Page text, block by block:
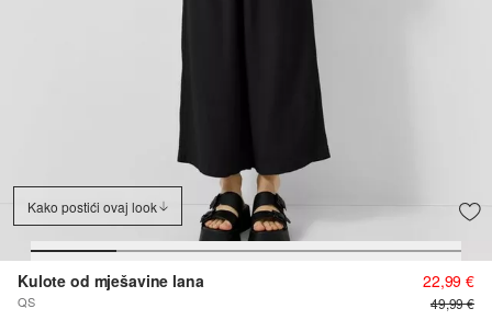
Kako postići ovaj look
Kulote od mješavine lana
QS
22,99 €
49,99 €